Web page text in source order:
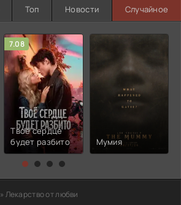
Топ Новости Случайное
7.08
Твоё сердце
будет разбито
Мумия
» Лекарство от любви